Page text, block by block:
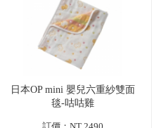
日本OP mini 嬰兒六重紗雙面
毯-咕咕雞